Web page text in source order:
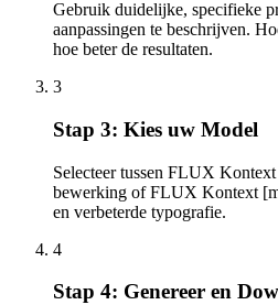
Gebruik duidelijke, specifieke
aanpassingen te beschrijven.
hoe beter de resultaten.
3
Stap 3: Kies uw Model
Selecteer tussen FLUX
bewerking of FLUX Kontext
en verbeterde typografie.
4
Stap 4: Genereer en